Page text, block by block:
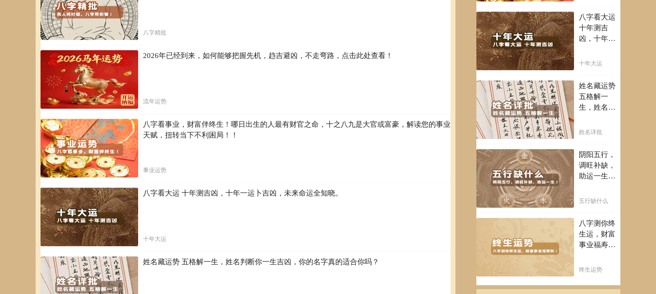
八字精批
2026年已经到来，如何能够把握先机，趋吉避凶，不走弯路，点击此处查看！
流年运势
八字看事业，财富伴终生！哪日出生的人最有财官之命，十之八九是大官或富豪，解读您的事业
天赋，扭转当下不利困局！！
事业运势
八字看大运 十年测吉凶，十年一运卜吉凶，未来命运全知晓。
十年大运
姓名藏运势 五格解一生，姓名判断你一生吉凶，你的名字真的适合你吗？
九是大官或
富豪，解读
您的事业天
局！！
八字看大运
十年测吉
凶，十年一
未来命运全
十年大运
姓名藏运势
五格解一
生，姓名判
凶，你的名
你吗？
姓名详批
阴阳五行，
调旺补缺，
助运一生！
把控起伏波
缺，助运你
的一生！
五行缺什么
八字测你终
生运，财富
事业福寿
析一生运势
福寿绵长终
终生运势